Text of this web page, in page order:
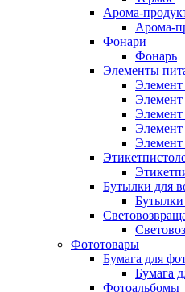
Арома-
Арома-
Фонари
Фонарь
Элементы
Элемент
Элемент
Элемент
Элемент
Бутылки для
Фототовары
Бумага для
Бумага
Фотоальбомы